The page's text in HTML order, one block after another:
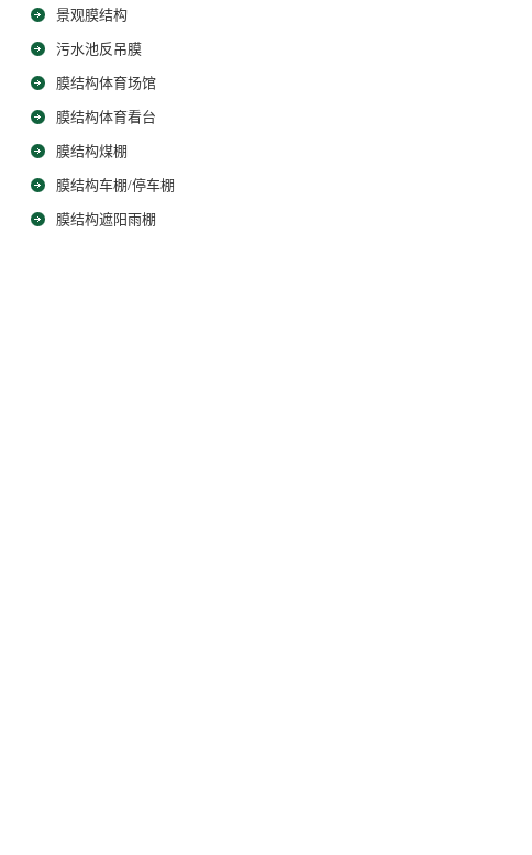
景观膜结构
污水池反吊膜
膜结构体育场馆
膜结构体育看台
膜结构煤棚
膜结构车棚/停车棚
膜结构遮阳雨棚